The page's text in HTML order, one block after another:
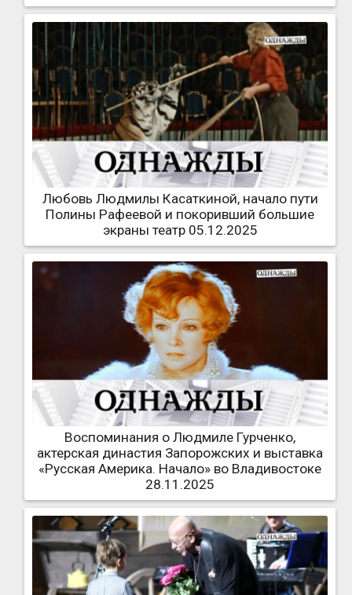
Любовь Людмилы Касаткиной, начало пути
Полины Рафеевой и покоривший большие
экраны театр 05.12.2025
Воспоминания о Людмиле Гурченко,
актерская династия Запорожских и выставка
«Русская Америка. Начало» во Владивостоке
28.11.2025